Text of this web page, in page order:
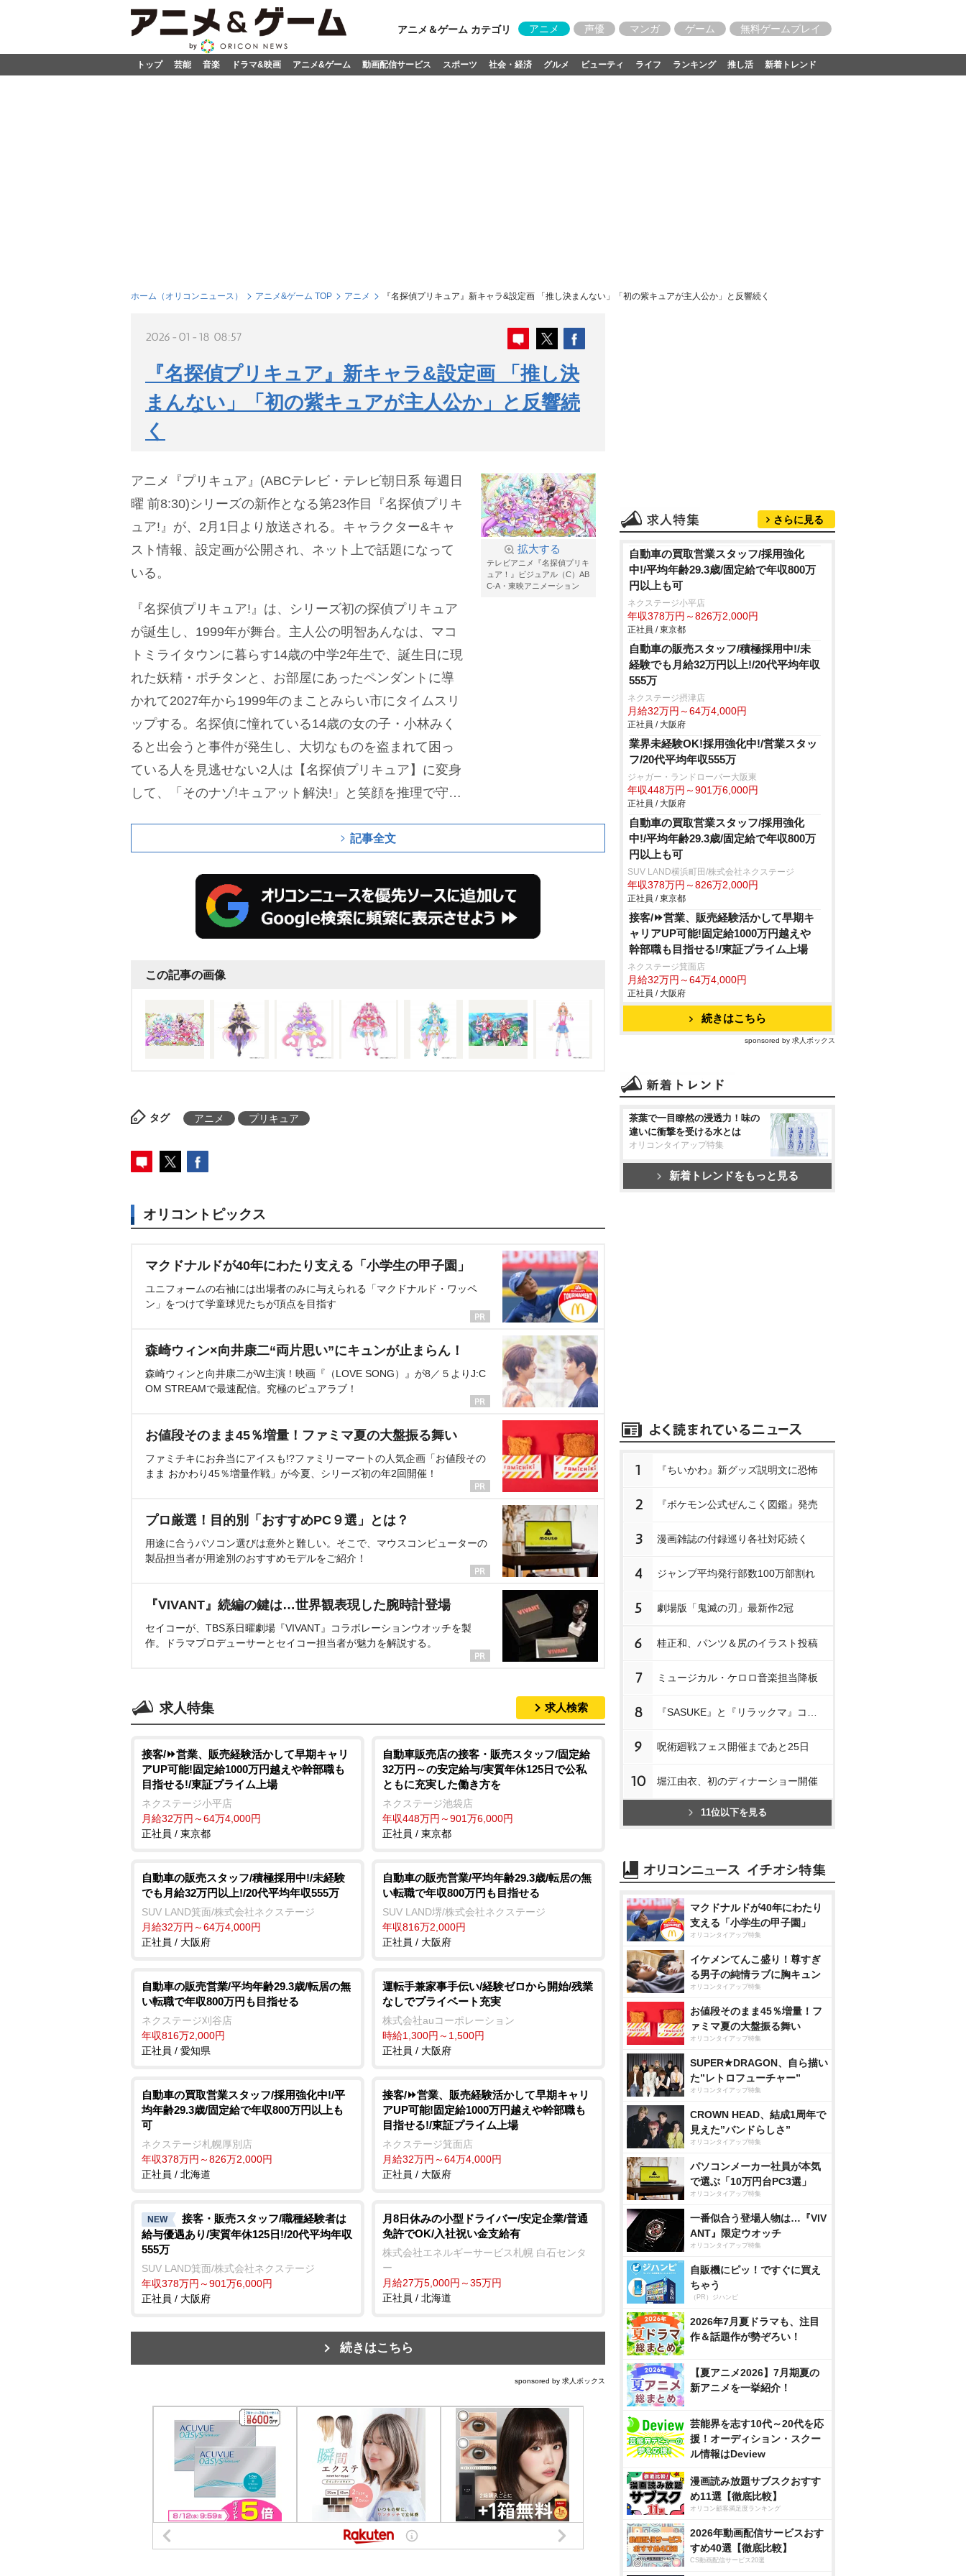
アニメ＆ゲーム カテゴリ アニメ 声優 マンガ ゲーム 無料ゲームプレイ
トップ 芸能 音楽 ドラマ&映画 アニメ&ゲーム 動画配信サービス スポーツ 社会・経済 グルメ ビューティ ライフ ランキング 推し活 新着トレンド
ホーム（オリコンニュース） アニメ&ゲーム TOP アニメ 『名探偵プリキュア』新キャラ&設定画 「推し決まんない」「初の紫キュアが主人公か」と反響続く
2026-01-18 08:57
『名探偵プリキュア』新キャラ&設定画 「推し決
まんない」「初の紫キュアが主人公か」と反響続
く
拡大する
テレビアニメ『名探偵プリキ
ュア！』ビジュアル（C）AB
C-A・東映アニメーション
アニメ『プリキュア』(ABCテレビ・テレビ朝日系 毎週日
曜 前8:30)シリーズの新作となる第23作目『名探偵プリキ
ュア!』が、2月1日より放送される。キャラクター&キャ
スト情報、設定画が公開され、ネット上で話題になって
いる。
『名探偵プリキュア!』は、シリーズ初の探偵プリキュア
が誕生し、1999年が舞台。主人公の明智あんなは、マコ
トミライタウンに暮らす14歳の中学2年生で、誕生日に現
れた妖精・ポチタンと、お部屋にあったペンダントに導
かれて2027年から1999年のまことみらい市にタイムスリ
ップする。名探偵に憧れている14歳の女の子・小林みく
ると出会うと事件が発生し、大切なものを盗まれて困っ
ている人を見逃せない2人は【名探偵プリキュア】に変身
して、「そのナゾ!キュアット解決!」と笑顔を推理で守り
新キャラクター&キャストは、キュアア
林みくる役を
本渡楓
、キュアアルカナ・シャドウ/森亜る
東山奈央が担当し、キュアエクレール役は後日
発表。妖精のポチタン役は
加藤英美里
後日発表される。
んな謎でもはなまる解決! 名探偵 キュアアンサー!」、キ
ュアミスティックが「重ねた推理で笑顔にジャンプ! 名探
偵 キュアミスティック!」、キュアアルカナ・シャドウが
キュアエクレール!」となっている。
が紫のプリキュアは多数登場していたが、作品の宣伝担
ュアは初」と説明している。
記事全文
この記事の画像
タグ アニメ プリキュア
オリコントピックス
マクドナルドが40年にわたり支える「小学生の甲子園」
ユニフォームの右袖には出場者のみに与えられる「マクドナルド・ワッペ
ン」をつけて学童球児たちが頂点を目指す
森崎ウィン×向井康二“両片思い”にキュンが止まらん！
森崎ウィンと向井康二がW主演！映画『（LOVE SONG）』が8／５よりJ:C
OM STREAMで最速配信。究極のピュアラブ！
お値段そのまま45％増量！ファミマ夏の大盤振る舞い
ファミチキにお弁当にアイスも!?ファミリーマートの人気企画「お値段その
まま おかわり45％増量作戦」が今夏、シリーズ初の年2回開催！
プロ厳選！目的別「おすすめPC９選」とは？
用途に合うパソコン選びは意外と難しい。そこで、マウスコンピューターの
製品担当者が用途別のおすすめモデルをご紹介！
『VIVANT』続編の鍵は…世界観表現した腕時計登場
セイコーが、TBS系日曜劇場『VIVANT』コラボレーションウオッチを製
作。ドラマプロデューサーとセイコー担当者が魅力を解説する。
求人特集 求人検索
接客/⏩️営業、販売経験活かして早期キャリ
アUP可能!固定給1000万円越えや幹部職も
目指せる!/東証プライム上場
ネクステージ小平店
月給32万円～64万4,000円
正社員 / 東京都
自動車販売店の接客・販売スタッフ/固定給
32万円～の安定給与/実質年休125日で公私
ともに充実した働き方を
ネクステージ池袋店
年収448万円～901万6,000円
正社員 / 東京都
自動車の販売スタッフ/積極採用中!/未経験
でも月給32万円以上!/20代平均年収555万
SUV LAND箕面/株式会社ネクステージ
月給32万円～64万4,000円
正社員 / 大阪府
自動車の販売営業/平均年齢29.3歳/転居の無
い転職で年収800万円も目指せる
SUV LAND堺/株式会社ネクステージ
年収816万2,000円
正社員 / 大阪府
自動車の販売営業/平均年齢29.3歳/転居の無
い転職で年収800万円も目指せる
ネクステージ刈谷店
年収816万2,000円
正社員 / 愛知県
運転手兼家事手伝い/経験ゼロから開始/残業
なしでプライベート充実
株式会社auコーポレーション
時給1,300円～1,500円
正社員 / 大阪府
自動車の買取営業スタッフ/採用強化中!/平
均年齢29.3歳/固定給で年収800万円以上も
可
ネクステージ札幌厚別店
年収378万円～826万2,000円
正社員 / 北海道
接客/⏩️営業、販売経験活かして早期キャリ
アUP可能!固定給1000万円越えや幹部職も
目指せる!/東証プライム上場
ネクステージ箕面店
月給32万円～64万4,000円
正社員 / 大阪府
NEW
接客・販売スタッフ/職種経験者は
給与優遇あり/実質年休125日!/20代平均年収
555万
SUV LAND箕面/株式会社ネクステージ
年収378万円～901万6,000円
正社員 / 大阪府
月8日休みの小型ドライバー/安定企業/普通
免許でOK/入社祝い金支給有
株式会社エネルギーサービス札幌 白石センタ
ー
月給27万5,000円～35万円
正社員 / 北海道
続きはこちら
sponsored by 求人ボックス
さらに見る
自動車の買取営業スタッフ/採用強化
中!/平均年齢29.3歳/固定給で年収800万
円以上も可
ネクステージ小平店
年収378万円～826万2,000円
正社員 / 東京都
自動車の販売スタッフ/積極採用中!/未
経験でも月給32万円以上!/20代平均年収
555万
ネクステージ摂津店
月給32万円～64万4,000円
正社員 / 大阪府
業界未経験OK!採用強化中!/営業スタッ
フ/20代平均年収555万
ジャガー・ランドローバー大阪東
年収448万円～901万6,000円
正社員 / 大阪府
自動車の買取営業スタッフ/採用強化
中!/平均年齢29.3歳/固定給で年収800万
円以上も可
SUV LAND横浜町田/株式会社ネクステージ
年収378万円～826万2,000円
正社員 / 東京都
接客/⏩️営業、販売経験活かして早期キ
ャリアUP可能!固定給1000万円越え
幹部職も目指せる!/東証プライム上場
ネクステージ箕面店
月給32万円～64万4,000円
正社員 / 大阪府
続きはこちら
sponsored by 求人ボックス
茶葉で一目瞭然の浸透力！味の
違いに衝撃を受ける水とは
オリコンタイアップ特集
新着トレンドをもっと見る
1 『ちいかわ』新グッズ説明文に恐怖
2 『ポケモン公式ぜんこく図鑑』発売
3 漫画雑誌の付録巡り各社対応続く
4 ジャンプ平均発行部数100万部割れ
5 劇場版「鬼滅の刃」最新作2冠
6 桂正和、パンツ＆尻のイラスト投稿
7 ミュージカル・ケロロ音楽担当降板
8
9 呪術廻戦フェス開催まであと25日
10 堀江由衣、初のディナーショー開催
11位以下を見る
マクドナルドが40年にわたり
支える「小学生の甲子園」
オリコンタイアップ特集
イケメンてんこ盛り！尊すぎ
る男子の純情ラブに胸キュン
オリコンタイアップ特集
お値段そのまま45％増量！フ
ァミマ夏の大盤振る舞い
オリコンタイアップ特集
SUPER★DRAGON、自ら描い
た”レトロフューチャー”
オリコンタイアップ特集
CROWN HEAD、結成1周年で
見えた”バンドらしさ”
オリコンタイアップ特集
パソコンメーカー社員が本気
で選ぶ「10万円台PC3選」
オリコンタイアップ特集
一番似合う登場人物は…『VIV
ANT』限定ウオッチ
オリコンタイアップ特集
自販機にピッ！ですぐに買え
ちゃう
（PR）ジハンピ
2026年7月夏ドラマも、注目
作＆話題作が勢ぞろい！
【夏アニメ2026】7月期夏の
新アニメを一挙紹介！
芸能界を志す10代～20代を応
援！オーディション・スクー
ル情報はDeview
漫画読み放題サブスクおすす
め11選【徹底比較】
オリコン顧客満足度ランキング
2026年動画配信サービスおす
すめ40選【徹底比較】
CS動画配信サービス20選